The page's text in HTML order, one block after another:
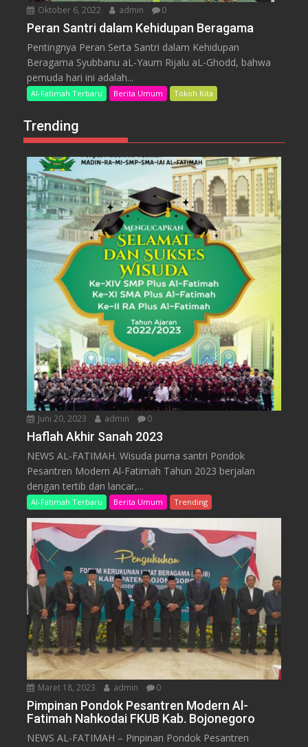
Oktober 6, 2022 admin 0
Peran Santri dalam Kehidupan Beragama
Pentingnya Peran Serta Santri dalam Kehidupan
Beragama Syubbanu aL-Yaum Rijalu aL-Ghodd, bahwa
pemuda hari ini adalah...
Al-Fatimah Terbaru Berita Umum Tokoh Kita
Trending
Juni 20, 2023 admin 0
Haflah Akhir Sanah 2023
NEWS AL-FATIMAH. Wisuda purna santri Pondok
Pesantren Modern Al-Fatimah Tahun 2023 berjalan
dengan tertib dan lancar,...
Al-Fatimah Terbaru Berita Umum Trending
Maret 18, 2023 admin 0
Pimpinan Pondok Pesantren Modern Al-
Fatimah Nahkodai FKUB Kab. Bojonegoro
NEWS AL-FATIMAH – Pinpinan Pondok Pesantren